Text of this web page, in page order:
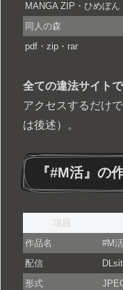
MANGA ZIP・ひめぼん
同人の森
pdf・zip・rar
全ての違法サイト
アクセスするだけ
は後述）。
『#M活』の
項目
作品名
#M活
配信
形式